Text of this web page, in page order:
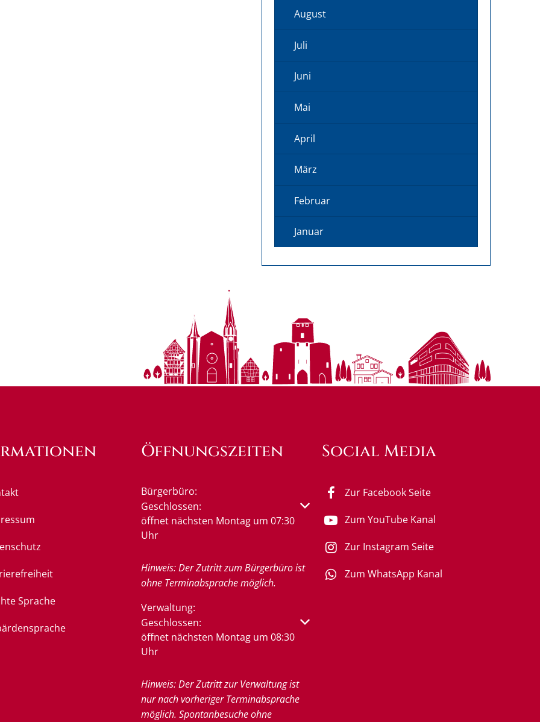
August
Juli
Juni
Mai
April
März
Februar
Januar
Sprache
Öffnungszeiten
Bürgerbüro:
Klicken, um weitere Öffnungs- oder Schließzeiten auszublenden
Geschlossen:
öffnet nächsten Montag um 07:30
Uhr
Hinweis: Der Zutritt zum Bürgerbüro ist
ohne Terminabsprache möglich.
Verwaltung:
Klicken, um weitere Öffnungs- oder Schließzeiten auszublenden
Geschlossen:
öffnet nächsten Montag um 08:30
Uhr
Hinweis: Der Zutritt zur Verwaltung ist
nur nach vorheriger Terminabsprache
möglich. Spontanbesuche ohne
Social Media
Zur Facebook Seite
Zum YouTube Kanal
Zur Instagram Seite
Zum WhatsApp Kanal